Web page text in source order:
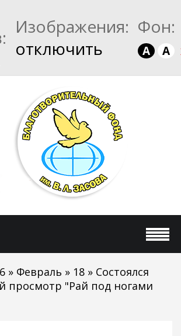
Изображения:
отключить
Фон:
A A
» Февраль » 18 » Cостоялся
просмотр "Рай под ногами